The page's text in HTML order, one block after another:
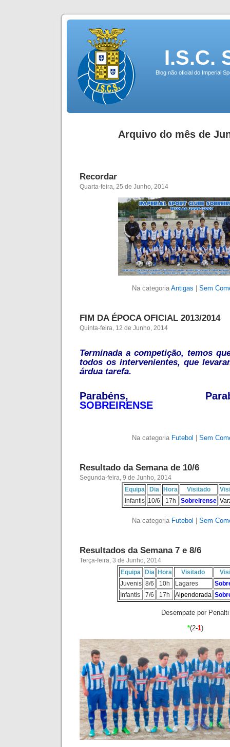
I.S.C.
Blog não oficial do Imperial
Arquivo do mês de
Recordar
Quarta-feira, 25 de Junho, 2014
Na categoria Antigas Sem
FIM DA ÉPOCA OFICIAL 2013/2014
Quinta-feira, 12 de Junho, 2014
Terminada a competição, temos
todos os intervenientes, que
árdua tarefa.
Parabéns,
SOBREIRENSE
Na categoria Futebol Sem
Resultado da Semana de 10/6
Segunda-feira, 9 de Junho, 2014
Equipa
Dia Hora Visitado
Infantis 10/6 17h Sobreirense
Na categoria Futebol Sem
Resultados da Semana 7 e 8/6
Terça-feira, 3 de Junho, 2014
Equipa
Dia Hora Visitado
Juvenis 8/6 10h Lagares
Infantis
7/6 17h Alpendorada
Desempate por Penalti
*(2-1)